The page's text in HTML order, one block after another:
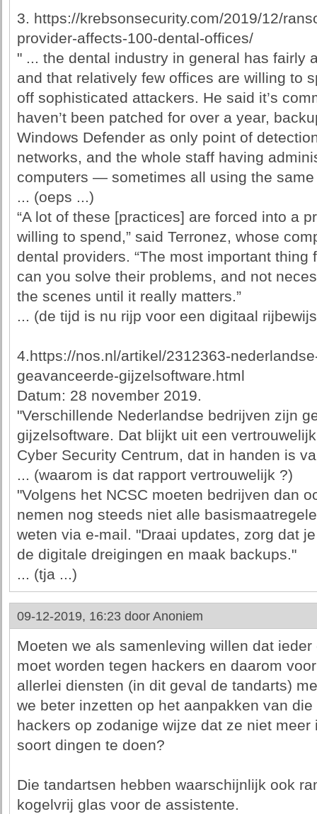
3. https://krebsonsecurity.com/2019/12/
provider-affects-100-dental-offices/
" ... the dental industry in general has fairly
and that relatively few offices are willing to
off sophisticated attackers. He said it’s
haven’t been patched for over a year,
Windows Defender as only point of
networks, and the whole staff having
computers — sometimes all using the
... (oeps ...)
“A lot of these [practices] are forced into a
willing to spend,” said Terronez, whose
dental providers. “The most important
can you solve their problems, and not
the scenes until it really matters.”
... (de tijd is nu rijp voor een digitaal
4.https://nos.nl/artikel/2312363-
geavanceerde-gijzelsoftware.html
Datum: 28 november 2019.
"Verschillende Nederlandse bedrijven zijn
gijzelsoftware. Dat blijkt uit een
Cyber Security Centrum, dat in handen is
... (waarom is dat rapport vertrouwelijk ?)
"Volgens het NCSC moeten bedrijven dan
nemen nog steeds niet alle
weten via e-mail. "Draai updates, zorg dat
de digitale dreigingen en maak backups."
... (tja ...)
09-12-2019, 16:23 door Anoniem
Moeten we als samenleving willen dat
moet worden tegen hackers en daarom voor
allerlei diensten (in dit geval de tandarts)
we beter inzetten op het aanpakken van die
hackers op zodanige wijze dat ze niet
soort dingen te doen?
Die tandartsen hebben waarschijnlijk ook
kogelvrij glas voor de assistente.